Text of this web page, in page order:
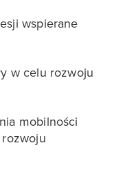
wspierane
w celu rozwoju
mobilności